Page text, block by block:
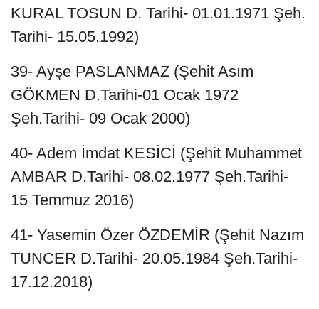
KURAL TOSUN D. Tarihi- 01.01.1971 Şeh.
Tarihi- 15.05.1992)
39- Ayşe PASLANMAZ (Şehit Asım
GÖKMEN D.Tarihi-01 Ocak 1972
Şeh.Tarihi- 09 Ocak 2000)
40- Adem İmdat KESİCİ (Şehit Muhammet
AMBAR D.Tarihi- 08.02.1977 Şeh.Tarihi-
15 Temmuz 2016)
41- Yasemin Özer ÖZDEMİR (Şehit Nazım
TUNCER D.Tarihi- 20.05.1984 Şeh.Tarihi-
17.12.2018)